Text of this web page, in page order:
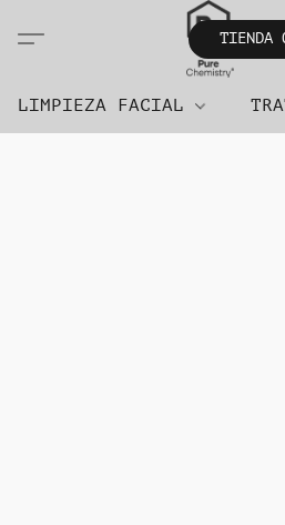
TIENDA
LIMPIEZA FACIAL